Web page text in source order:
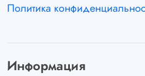
Политика
Информация